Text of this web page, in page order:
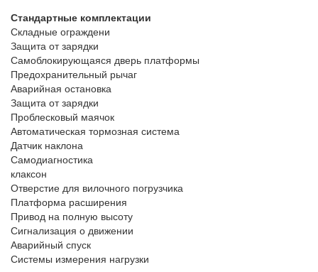
Стандартные комплектации
Складные ограждени
Защита от зарядки
Самоблокирующаяся дверь платформы
Предохранительный рычаг
Аварийная остановка
Защита от зарядки
Проблесковый маячок
Автоматическая тормозная система
Датчик наклона
Самодиагностика
клаксон
Отверстие для вилочного погрузчика
Платформа расширения
Привод на полную высоту
Сигнализация о движении
Аварийный спуск
Системы измерения нагрузки